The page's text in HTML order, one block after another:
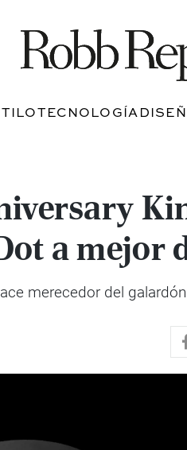
TECNOLOGÍA
a mejor
merecedor del